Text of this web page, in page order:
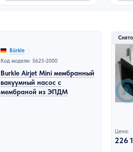
Bürkle
Код модели: 5625-2000
Burkle Airjet Mini мембранный
вакуумный насос с
мембраной из ЭПДМ
Цена:
226